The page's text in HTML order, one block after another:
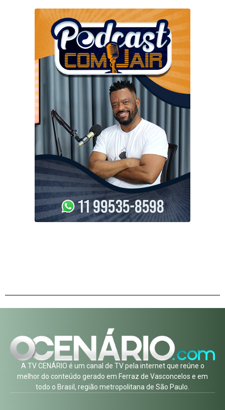
A TV CENÁRIO é um canal de TV pela internet que reúne o
melhor do conteúdo gerado em Ferraz de Vasconcelos e em
todo o Brasil, região metropolitana de São Paulo.